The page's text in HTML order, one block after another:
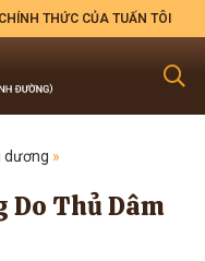
THỨC CỦA TUẤN TÔI
dương »
Do Thủ Dâm